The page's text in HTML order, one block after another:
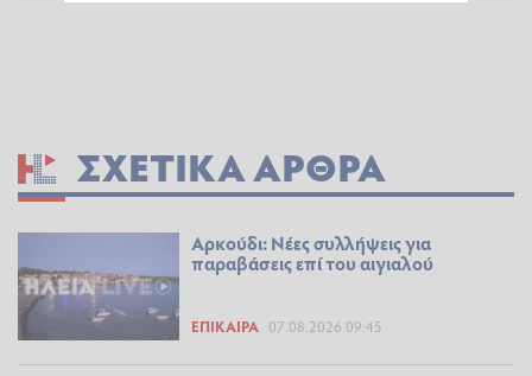
ΣΧΕΤΙΚΆ ΆΡΘΡΑ
Αρκούδι: Νέες συλλήψεις για
παραβάσεις επί του αιγιαλού
ΕΠΊΚΑΙΡΑ 07.08.2026 09:45